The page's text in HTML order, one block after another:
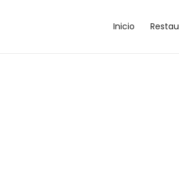
Inicio